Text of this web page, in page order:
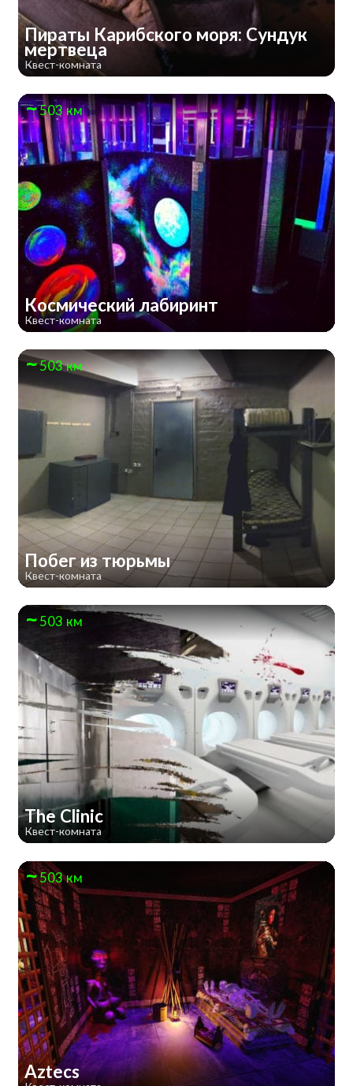
Пираты Карибского моря: Сундук
мертвеца
Квест-комната
503 км
Космический лабиринт
Квест-комната
503 км
Побег из тюрьмы
Квест-комната
503 км
The Clinic
Квест-комната
503 км
Aztecs